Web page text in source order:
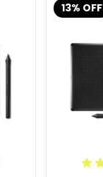
13% OFF